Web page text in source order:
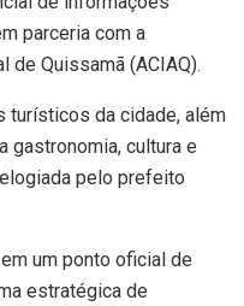
parceria com a
de Quissamã (ACIAQ).
turísticos da cidade, além
gastronomia, cultura e
pelo prefeito
um ponto oficial de
estratégica de